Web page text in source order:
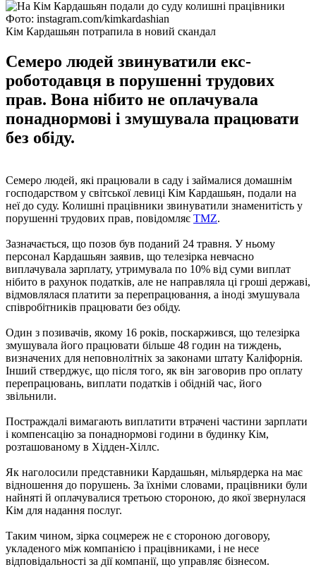
Фото: instagram.com/kimkardashian
Кім Кардашьян потрапила в новий скандал
Семеро людей звинуватили екс-
роботодавця в порушенні трудових
прав. Вона нібито не оплачувала
понаднормові і змушувала працювати
без обіду.
Семеро людей, які працювали в саду і займалися домашнім
господарством у світської левиці Кім Кардашьян, подали на
неї до суду. Колишні працівники звинуватили знаменитість у
порушенні трудових прав, повідомляє TMZ.
Зазначається, що позов був поданий 24 травня. У ньому
персонал Кардашьян заявив, що телезірка невчасно
виплачувала зарплату, утримувала по 10% від суми виплат
нібито в рахунок податків, але не направляла ці гроші державі,
відмовлялася платити за перепрацювання, а іноді змушувала
співробітників працювати без обіду.
Один з позивачів, якому 16 років, поскаржився, що телезірка
змушувала його працювати більше 48 годин на тиждень,
визначених для неповнолітніх за законами штату Каліфорнія.
Інший стверджує, що після того, як він заговорив про оплату
перепрацювань, виплати податків і обідній час, його
звільнили.
Постраждалі вимагають виплатити втрачені частини зарплати
і компенсацію за понаднормові години в будинку Кім,
розташованому в Хідден-Хіллс.
Як наголосили представники Кардашьян, мільярдерка на має
відношення до порушень. За їхніми словами, працівники були
найняті й оплачувалися третьою стороною, до якої звернулася
Кім для надання послуг.
Таким чином, зірка соцмереж не є стороною договору,
укладеного між компанією і працівниками, і не несе
відповідальності за дії компанії, що управляє бізнесом.